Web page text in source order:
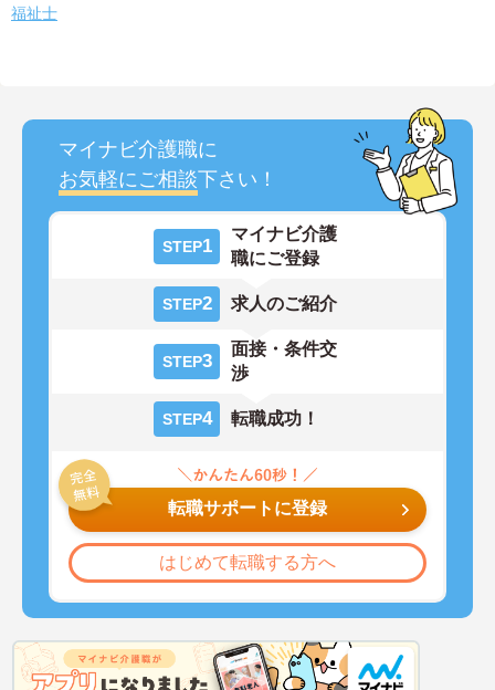
福祉士
マイナビ介護職に
お気軽にご相談下さい！
STEP1
マイナビ介護
職にご登録
STEP2 求人のご紹介
STEP3
面接・条件交
渉
STEP4 転職成功！
転職サポートに登録
はじめて転職する方へ